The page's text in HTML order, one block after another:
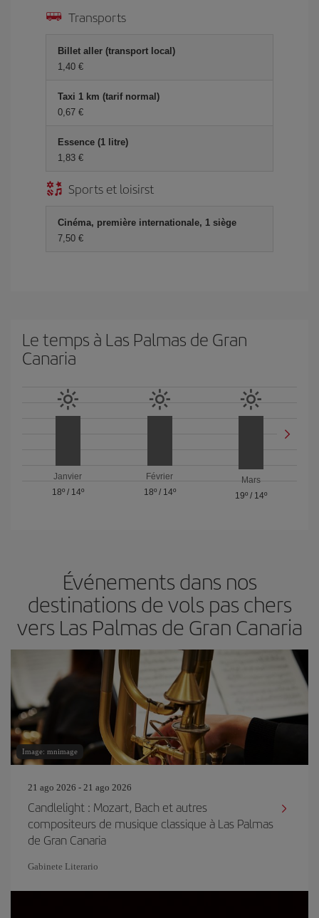
Transports
Billet aller (transport local)
1,40 €
Taxi 1 km (tarif normal)
0,67 €
Essence (1 litre)
1,83 €
Sports et loisirst
Cinéma, première internationale, 1 siège
7,50 €
Le temps à Las Palmas de Gran
Canaria
Janvier
18º/ 14º
Février
18º/ 14º
Mars
19º / 14º
Événements dans nos
destinations de vols pas chers
vers Las Palmas de Gran Canaria
Image: mnimage
21 ago 2026 - 21 ago 2026
Candlelight : Mozart, Bach et autres
compositeurs de musique classique à Las Palmas
de Gran Canaria
Gabinete Literario